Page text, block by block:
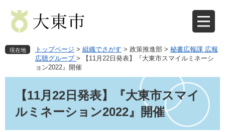
先
す
を
し
現在地 トップページ > 組織でさがす > 政策推進部 > 秘書広報課 広報
広聴グループ >
【11月22日発表】『大東市スマイルミネーシ
ョン2022』開催
【11月22日発表】『大東市スマイ
ルミネーション2022』開催